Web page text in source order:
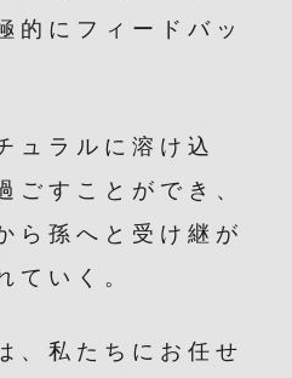
的にフィードバッ
ュラルに溶け込
ごすことができ、
ら孫へと受け継が
ていく。
、私たちにお任せ